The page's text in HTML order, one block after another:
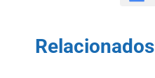
Relacionados